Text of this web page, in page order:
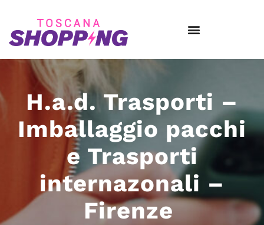
H.a.d. Trasporti –
Imballaggio pacchi
e Trasporti
internazonali –
Firenze